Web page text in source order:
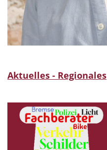
Aktuelles - Regionales